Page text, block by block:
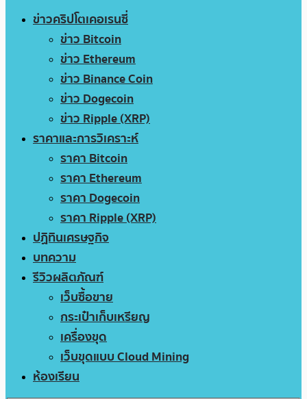
ข่าวคริปโตเคอเรนซี่
ข่าว Bitcoin
ข่าว Ethereum
ข่าว Binance Coin
ข่าว Dogecoin
ข่าว Ripple (XRP)
ราคาและการวิเคราะห์
ราคา Bitcoin
ราคา Ethereum
ราคา Dogecoin
ราคา Ripple (XRP)
ปฏิทินเศรษฐกิจ
บทความ
รีวิวผลิตภัณฑ์
เว็บซื้อขาย
กระเป๋าเก็บเหรียญ
เครื่องขุด
เว็บขุดแบบ Cloud Mining
ห้องเรียน